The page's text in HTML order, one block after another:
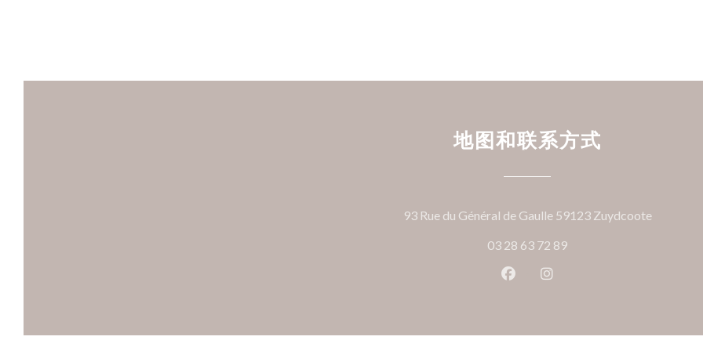
地图和联系方式
93 Rue du Général de Gaulle 59123 Zuydcoote((在新窗
03 28 63 72 89
Facebook ((在新窗口中打开))
Instagram ((在新窗口中打